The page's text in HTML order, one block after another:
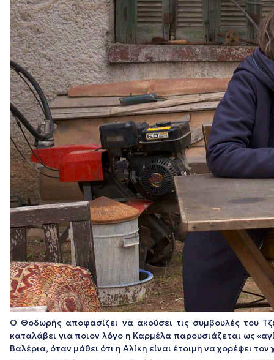
Ο Θοδωρής αποφασίζει να ακούσει τις συμβουλές του
καταλάβει για ποιον λόγο η Καρμέλα παρουσιάζεται ως
Βαλέρια, όταν μάθει ότι η Αλίκη είναι έτοιμη να χορέψει